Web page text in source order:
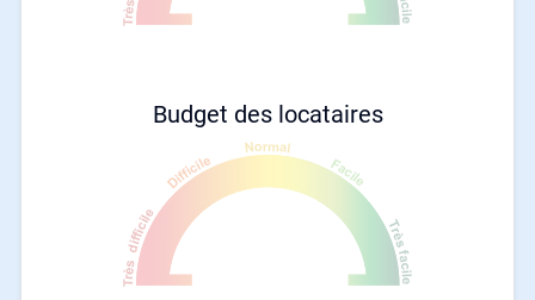
Budget des locataires